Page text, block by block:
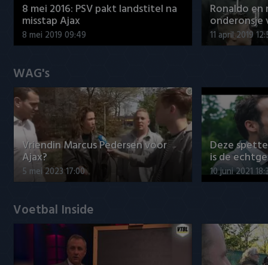
8 mei 2016: PSV pakt landstitel na
misstap Ajax
8 mei 2019 09:49
Ronaldo
onderonsje
11 april 2019
WAG's
Vriendin Marcus Pedersen voor
Ajax?
5 mei 2023 17:00
Deze
is de
10 juni 2021
Voetbal Inside